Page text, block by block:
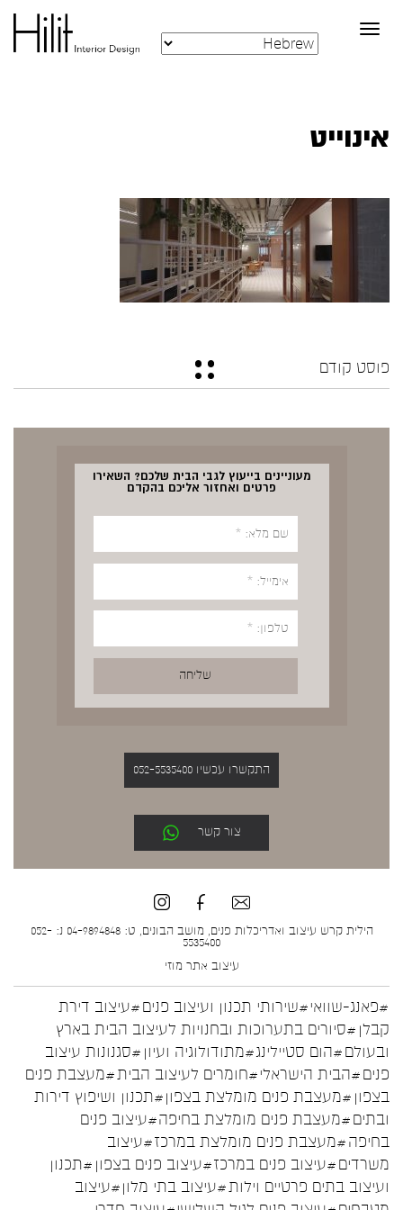
Toggle
navigation
אינוייט
פוסט קודם
מעוניינים בייעוץ לגבי הבית שלכם? השאירו
פרטים ואחזור אליכם בהקדם
התקשרו עכשיו 052-5535400
צור קשר
הילית קרש עיצוב ואדריכלות פנים, מושב הבונים, ט: 04-9894848 נ: 052-
5535400
עיצוב אתר מוזי
#פאנג-שוואי#שירותי תכנון ועיצוב פנים#עיצוב דירת
קבלן #סיורים בתערוכות ובחנויות לעיצוב הבית בארץ
ובעולם#הום סטיילינג#מתודולוגיה ועיון #סגנונות עיצוב
פנים#הבית הישראלי#חומרים לעיצוב הבית#מעצבת פנים
בצפון #מעצבת פנים מומלצת בצפון#תכנון ושיפוץ דירות
ובתים#מעצבת פנים מומלצת בחיפה#עיצוב פנים
בחיפה#מעצבת פנים מומלצת במרכז#עיצוב
משרדים#עיצוב פנים במרכז#עיצוב פנים בצפון #תכנון
ועיצוב בתים פרטיים וילות#עיצוב בתי מלון#עיצוב